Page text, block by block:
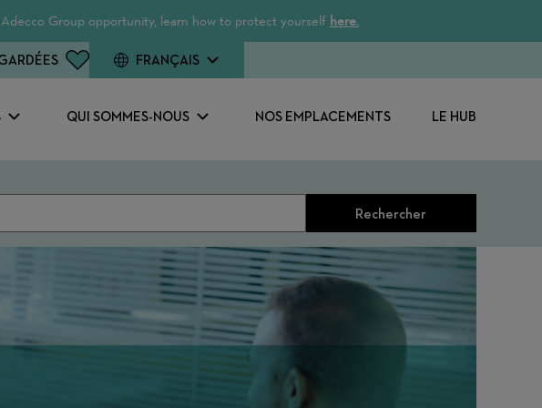
Adecco Group opportunity, learn how to protect yourself here.
QUI SOMMES-NOUS NOS EMPLACEMENTS LE HUB
FRANÇAIS
Rechercher